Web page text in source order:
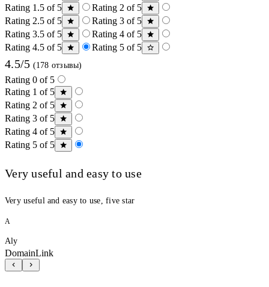
Rating 1.5 of 5
Rating 2 of 5
Rating 2.5 of 5
Rating 3 of 5
Rating 3.5 of 5
Rating 4 of 5
Rating 4.5 of 5
Rating 5 of 5
4.5/5 (178 отзывы)
Rating 0 of 5
Rating 1 of 5
Rating 2 of 5
Rating 3 of 5
Rating 4 of 5
Rating 5 of 5
Very useful and easy to use
Very useful and easy to use, five star
A
Aly
DomainLink